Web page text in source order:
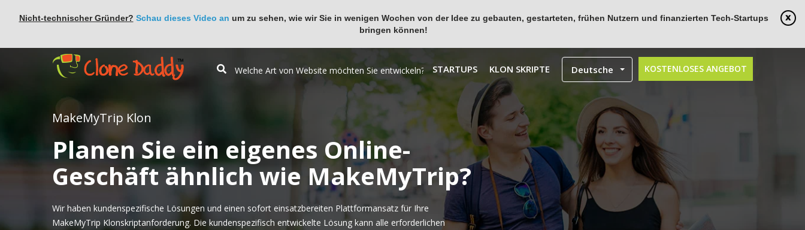
Nicht-technischer Gründer? Schau dieses Video an um zu sehen, wie wir Sie in wenigen Wochen von der Idee zu gebauten, gestarteten, frühen Nutzern und finanzierten Tech-Startups
bringen können!
KOSTENLOSES ANGEBOT
STARTUPS KLON SKRIPTE Deutsche
MakeMyTrip Klon
Planen Sie ein eigenes Online-
Geschäft ähnlich wie MakeMyTrip?
Wir haben kundenspezifische Lösungen und einen sofort einsatzbereiten Plattformansatz für Ihre
MakeMyTrip Klonskriptanforderung. Die kundenspezifisch entwickelte Lösung kann alle erforderlichen